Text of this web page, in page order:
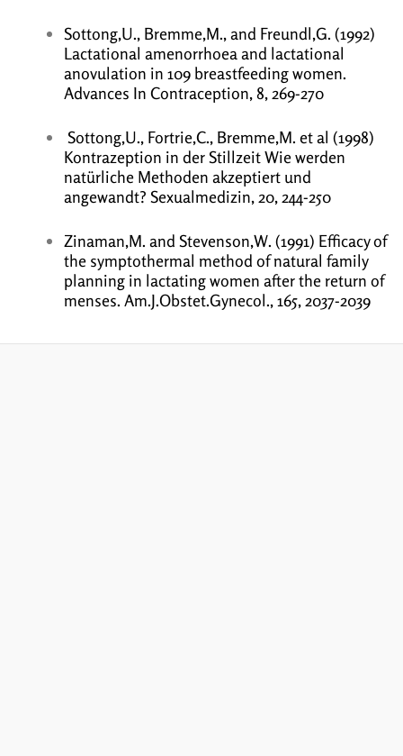
Sottong,U., Bremme,M., and Freundl,G. (1992)
Lactational amenorrhoea and lactational
anovulation in 109 breastfeeding women.
Advances In Contraception, 8, 269-270
Sottong,U., Fortrie,C., Bremme,M. et al (1998)
Kontrazeption in der Stillzeit Wie werden
natürliche Methoden akzeptiert und
angewandt? Sexualmedizin, 20, 244-250
Zinaman,M. and Stevenson,W. (1991) Efficacy of
the symptothermal method of natural family
planning in lactating women after the return of
menses. Am.J.Obstet.Gynecol., 165, 2037-2039